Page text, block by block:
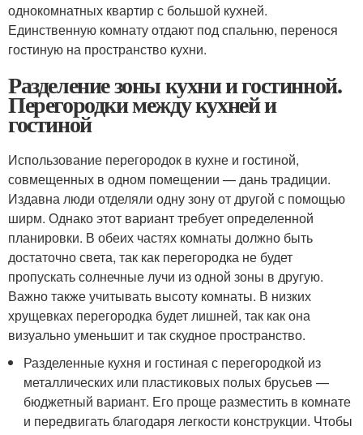
однокомнатных квартир с большой кухней.
Единственную комнату отдают под спальню, перенося
гостиную на пространство кухни.
Разделение зоны кухни и гостинной.
Перегородки между кухней и
гостиной
Использование перегородок в кухне и гостиной,
совмещенных в одном помещении — дань традиции.
Издавна люди отделяли одну зону от другой с помощью
ширм. Однако этот вариант требует определенной
планировки. В обеих частях комнаты должно быть
достаточно света, так как перегородка не будет
пропускать солнечные лучи из одной зоны в другую.
Важно также учитывать высоту комнаты. В низких
хрущевках перегородка будет лишней, так как она
визуально уменьшит и так скудное пространство.
Разделенные кухня и гостиная с перегородкой из
металлических или пластиковых полых брусьев —
бюджетный вариант. Его проще разместить в комнате
и передвигать благодаря легкости конструкции. Чтобы